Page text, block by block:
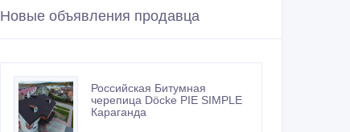
Новые объявления продавца
Российская Битумная
черепица Döcke PIE SIMPLE
Караганда